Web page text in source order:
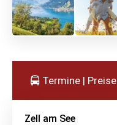
Termine |
Zell am See